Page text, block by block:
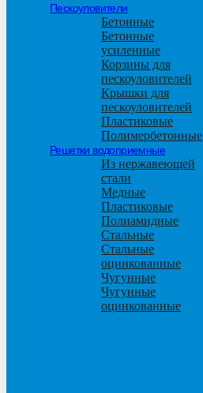
Пескоуловители
Бетонные
Бетонные
усиленные
Корзины для
пескоуловителей
Крышки для
пескоуловителей
Пластиковые
Полимербетонные
Решетки водоприемные
Из нержавеющей
стали
Медные
Пластиковые
Полиамидные
Стальные
Стальные
оцинкованные
Чугунные
Чугунные
оцинкованные